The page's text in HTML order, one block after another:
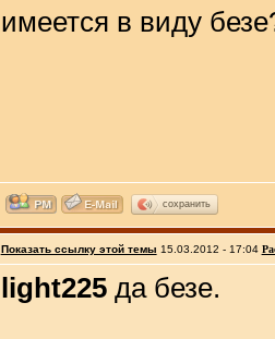
имеется в виду
сохранить
Показать ссылку этой темы 15.03.2012 - 17:04
light225да безе.